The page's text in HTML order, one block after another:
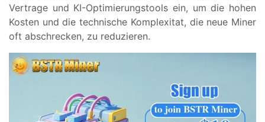
Vertrage und KI-Optimierungstools ein, um die hohen
Kosten und die technische Komplexitat, die neue Miner
oft abschrecken, zu reduzieren.